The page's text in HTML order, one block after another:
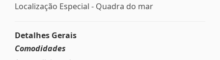
Localização Especial - Quadra do mar
Detalhes Gerais
Comodidades